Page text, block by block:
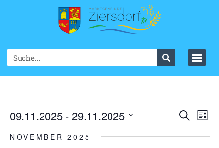
SucheList
09.11.2025 - 29.11.2025
wählen.
NOVEMBER 2025